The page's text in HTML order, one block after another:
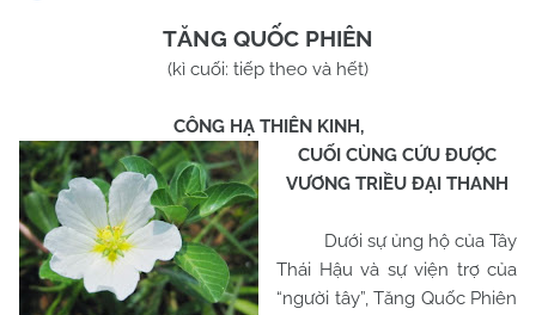
TĂNG QUỐC PHIÊN
(kì cuối: tiếp theo và hết)
CÔNG HẠ THIÊN KINH,
CUỐI CÙNG CỨU ĐƯỢC
VƯƠNG TRIỀU ĐẠI THANH
Dưới sự ủng hộ của Tây
Thái Hậu và sự viện trợ của
“người tây”, Tăng Quốc Phiên